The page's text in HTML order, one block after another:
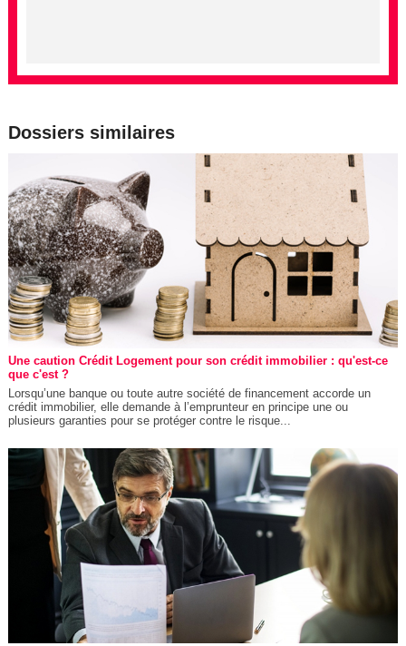
Dossiers similaires
Une caution Crédit Logement pour son crédit immobilier : qu'est-ce
que c'est ?
Lorsqu’une banque ou toute autre société de financement accorde un
crédit immobilier, elle demande à l’emprunteur en principe une ou
plusieurs garanties pour se protéger contre le risque...